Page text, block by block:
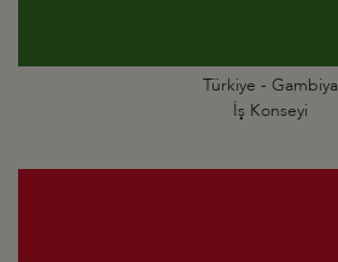
Türkiye - Gambiya
İş Konseyi